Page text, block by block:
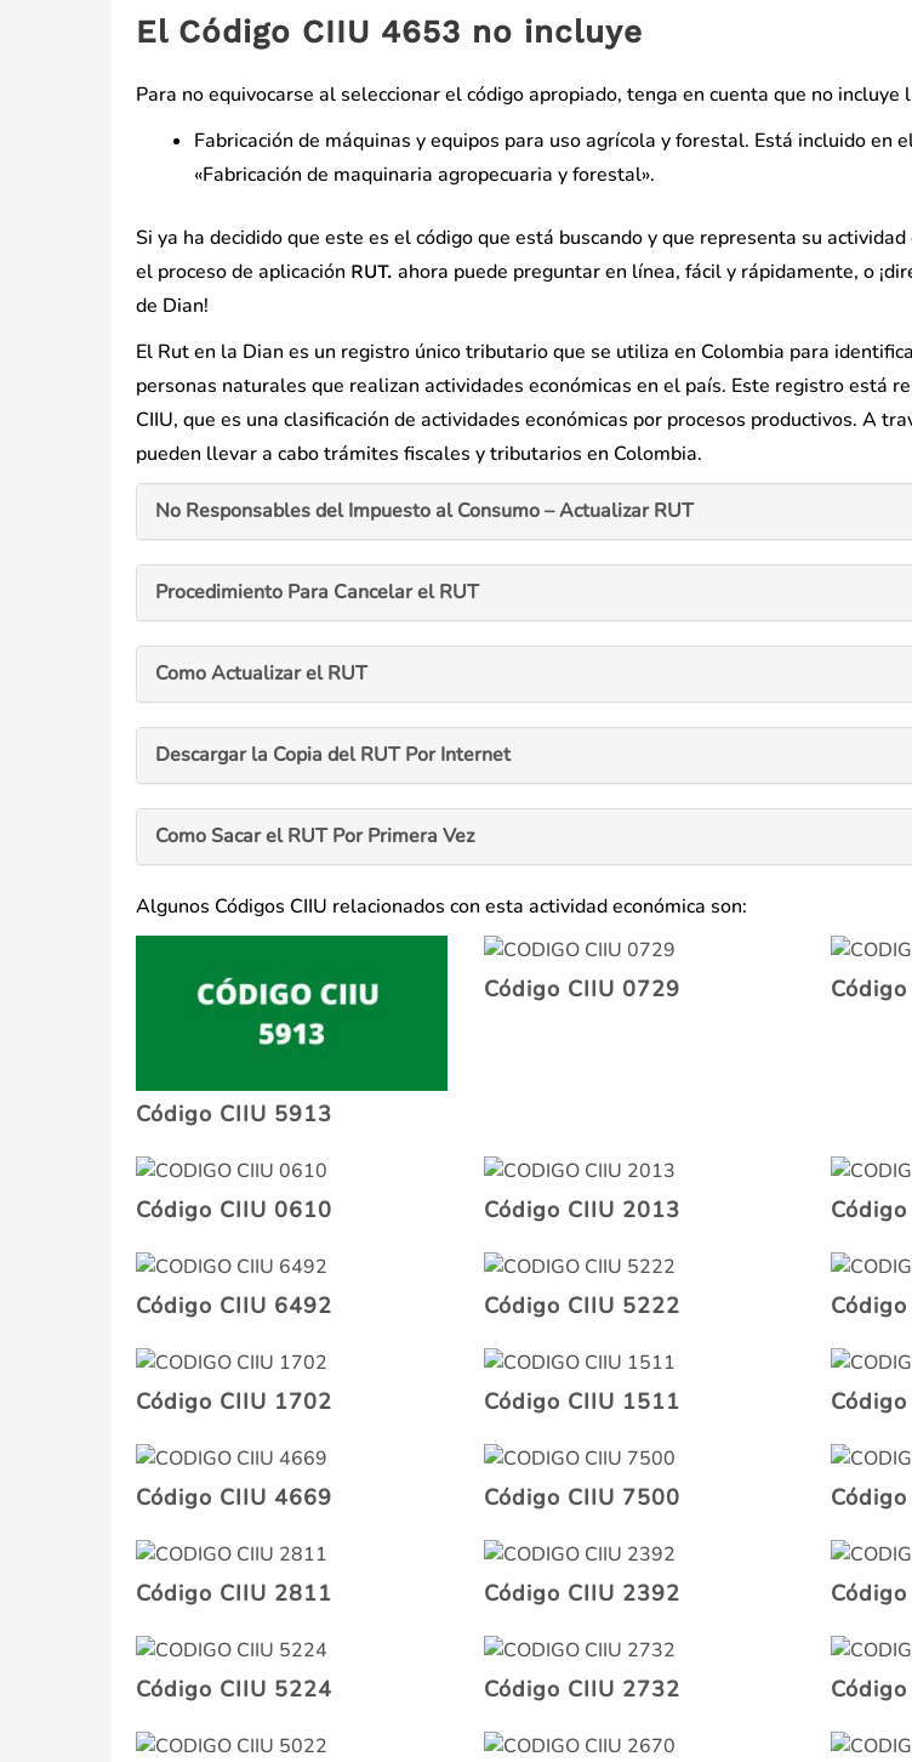
El Código CIIU 4653 no incluye
Para no equivocarse al seleccionar el código apropiado, tenga en cuenta que no incluye
Fabricación de máquinas y equipos para uso agrícola y forestal. Está incluido en
«Fabricación de maquinaria agropecuaria y forestal».
Si ya ha decidido que este es el código que está buscando y que representa su
el proceso de aplicación RUT. ahora puede preguntar en línea, fácil y rápidamente, o
de Dian!
El Rut en la Dian es un registro único tributario que se utiliza en Colombia para
personas naturales que realizan actividades económicas en el país. Este registro está
CIIU, que es una clasificación de actividades económicas por procesos productivos. A
pueden llevar a cabo trámites fiscales y tributarios en Colombia.
No Responsables del Impuesto al Consumo – Actualizar RUT
Procedimiento Para Cancelar el RUT
Como Actualizar el RUT
Descargar la Copia del RUT Por Internet
Como Sacar el RUT Por Primera Vez
Algunos Códigos CIIU relacionados con esta actividad económica son:
Código CIIU 5913
Código CIIU 0729
Código CIIU 0610 Código CIIU 2013
Código CIIU 6492 Código CIIU 5222
Código CIIU 1702 Código CIIU 1511
Código CIIU 4669 Código CIIU 7500
Código CIIU 2811 Código CIIU 2392
Código CIIU 5224 Código CIIU 2732